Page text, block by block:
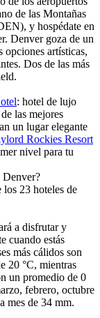
de las Montañas
y hospédate en
Denver goza de un
opciones artísticas,
Dos de las más
: hotel de lujo
las mejores
un lugar elegante
Rockies Resort
nivel para tu
Denver?
los 23 hoteles de
a disfrutar y
cuando estás
más cálidos son
20 °C, mientras
un promedio de 0
febrero, octubre
mes de 34 mm.